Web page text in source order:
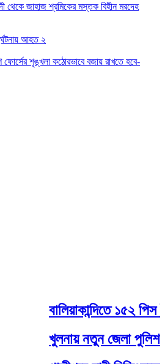
থেকে জাহাজ শ্রমিকের মস্তক বিহীন মরদেহ
আহত ২
ফোর্সের শৃঙ্খলা কঠোরভাবে বজায় রাখতে হবে-
বালিয়াকান্দিতে ১৫২
খুলনায় নতুন জেলা পুলিশ